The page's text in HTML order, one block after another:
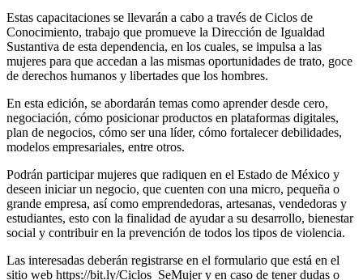
Estas capacitaciones se llevarán a cabo a través de Ciclos de
Conocimiento, trabajo que promueve la Dirección de Igualdad
Sustantiva de esta dependencia, en los cuales, se impulsa a las
mujeres para que accedan a las mismas oportunidades de trato, goce
de derechos humanos y libertades que los hombres.
En esta edición, se abordarán temas como aprender desde cero,
negociación, cómo posicionar productos en plataformas digitales,
plan de negocios, cómo ser una líder, cómo fortalecer debilidades,
modelos empresariales, entre otros.
Podrán participar mujeres que radiquen en el Estado de México y
deseen iniciar un negocio, que cuenten con una micro, pequeña o
grande empresa, así como emprendedoras, artesanas, vendedoras y
estudiantes, esto con la finalidad de ayudar a su desarrollo, bienestar
social y contribuir en la prevención de todos los tipos de violencia.
Las interesadas deberán registrarse en el formulario que está en el
sitio web https://bit.ly/Ciclos_SeMujer y en caso de tener dudas o